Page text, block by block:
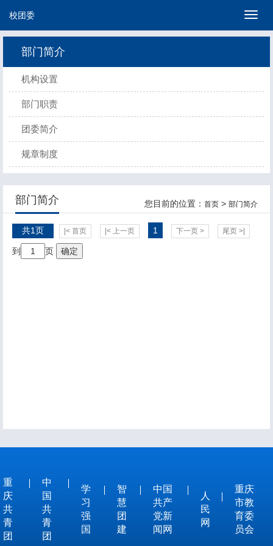
切
校团委
部门简介
机构设置
部门职责
团委简介
规章制度
部门简介 您目前的位置： 首页 > 部门简介
共1页 |< 首页 |< 上一页 1 下一页 > 尾页 >|
到 页 确定
重
庆
共
青
团
中
国
共
青
团
学
习
强
国
智
慧
团
建
中国
共产
党新
闻网
人
民
网
重庆
市教
育委
员会